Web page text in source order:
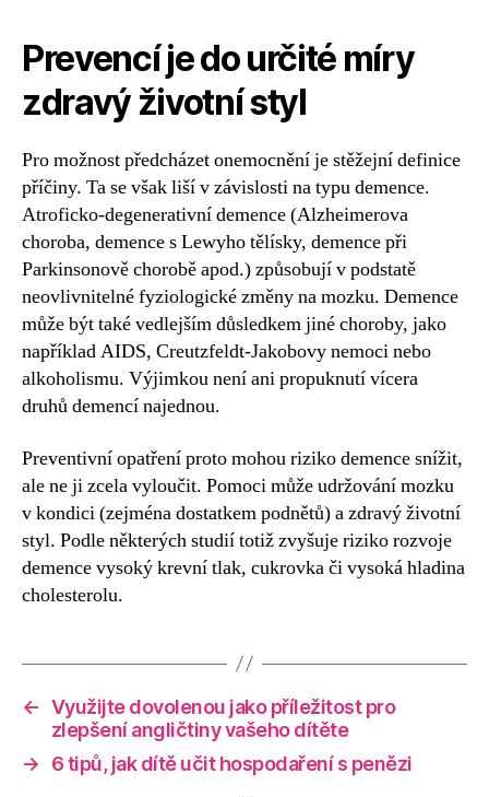
Prevencí je do určité míry
zdravý životní styl
Pro možnost předcházet onemocnění je stěžejní definice
příčiny. Ta se však liší v závislosti na typu demence.
Atroficko-degenerativní demence (Alzheimerova
choroba, demence s Lewyho tělísky, demence při
Parkinsonově chorobě apod.) způsobují v podstatě
neovlivnitelné fyziologické změny na mozku. Demence
může být také vedlejším důsledkem jiné choroby, jako
například AIDS, Creutzfeldt-Jakobovy nemoci nebo
alkoholismu. Výjimkou není ani propuknutí vícera
druhů demencí najednou.
Preventivní opatření proto mohou riziko demence snížit,
ale ne ji zcela vyloučit. Pomoci může udržování mozku
v kondici (zejména dostatkem podnětů) a zdravý životní
styl. Podle některých studií totiž zvyšuje riziko rozvoje
demence vysoký krevní tlak, cukrovka či vysoká hladina
cholesterolu.
← Využijte dovolenou jako příležitost pro
zlepšení angličtiny vašeho dítěte
→
6 tipů, jak dítě učit hospodaření s penězi